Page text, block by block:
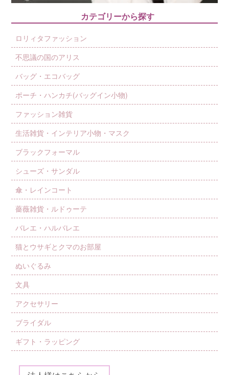
カテゴリーから探す
ロリィタファッション
不思議の国のアリス
バッグ・エコバッグ
ポーチ・ハンカチ(バッグイン小物)
ファッション雑貨
生活雑貨・インテリア小物・マスク
ブラックフォーマル
シューズ・サンダル
傘・レインコート
薔薇雑貨・ルドゥーテ
バレエ・ハルバレエ
猫とウサギとクマのお部屋
ぬいぐるみ
文具
アクセサリー
ブライダル
ギフト・ラッピング